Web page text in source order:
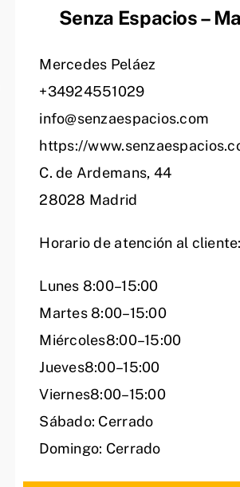
Senza Espacios –
Mercedes Peláez
+34924551029
info@senzaespacios.com
https://
C. de Ardemans, 44
28028 Madrid
Horario de atención al cliente:
Lunes 8:00–15:00
Martes 8:00–15:00
Miércoles8:00–15:00
Jueves8:00–15:00
Viernes8:00–15:00
Sábado: Cerrado
Domingo: Cerrado